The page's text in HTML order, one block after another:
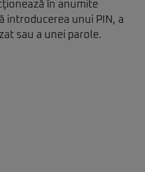
în anumite
introducerea unui PIN, a
sau a unei parole.